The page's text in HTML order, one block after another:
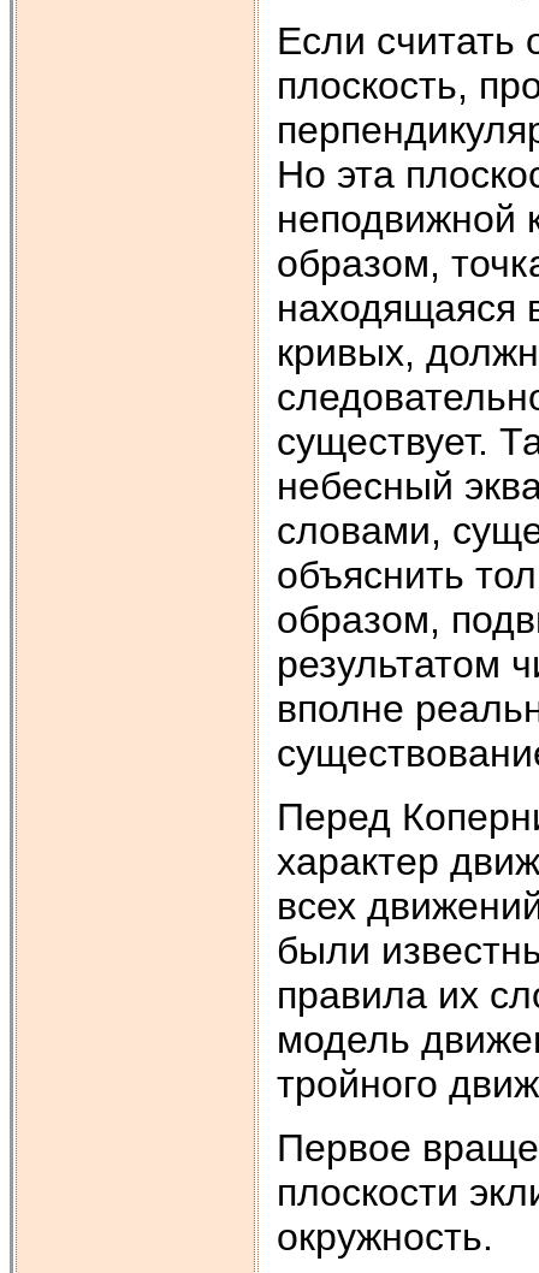
Если
плоскость,
Но эта
неподвижной
образом,
находящаяся
кривых,
существует.
небесный
словами,
объяснить
образом,
результатом
вполне
Перед
характер
всех
были
правила их
модель
тройного
Первое
плоскости
окружность.